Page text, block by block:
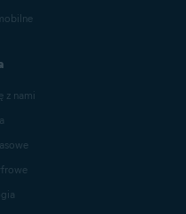
z nami